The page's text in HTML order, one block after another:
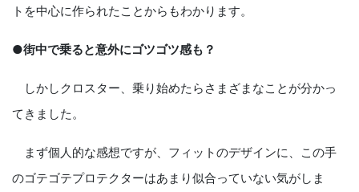
トを中心に作られたことからもわかります。
●街中で乗ると意外にゴツゴツ感も？
しかしクロスター、乗り始めたらさまざまなことが分かっ
てきました。
まず個人的な感想ですが、フィットのデザインに、この手
のゴテゴテプロテクターはあまり似合っていない気がしま